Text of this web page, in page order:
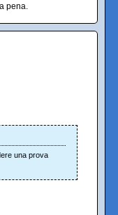
pena.
una prova